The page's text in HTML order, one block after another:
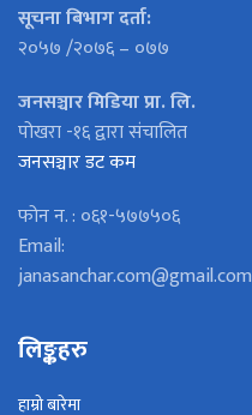
सूचना बिभाग दर्ता:
२०५७ /२०७६ – ०७७
जनसञ्चार मिडिया प्रा. लि.
पोखरा -१६ द्वारा संचालित
जनसञ्चार डट कम
फोन न. : ०६१-५७७५०६
Email:
janasanchar.com@gmail.com
लिङ्कहरु
हाम्रो बारेमा